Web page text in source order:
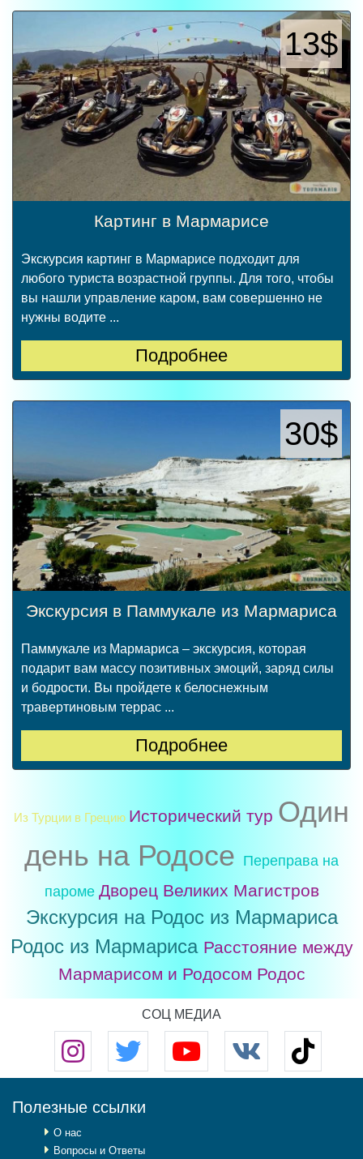
13$
Картинг в Мармарисе
Экскурсия картинг в Мармарисе подходит для
любого туриста возрастной группы. Для того, чтобы
вы нашли управление каром, вам совершенно не
нужны водите ...
Подробнее
30$
Экскурсия в Паммукале из Мармариса
Паммукале из Мармариса – экскурсия, которая
подарит вам массу позитивных эмоций, заряд силы
и бодрости. Вы пройдете к белоснежным
травертиновым террас ...
Подробнее
Из Турции в Грецию Исторический тур Один
день на Родосе Переправа на
пароме Дворец Великих Магистров
Экскурсия на Родос из Мармариса
Родос из Мармариса Расстояние между
Мармарисом и Родосом Родос
СОЦ МЕДИА
Полезные ссылки
О нас
Вопросы и Ответы